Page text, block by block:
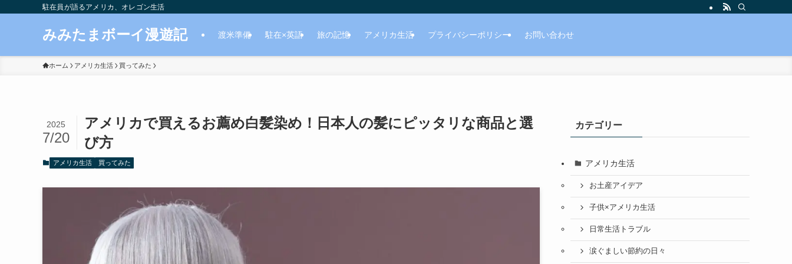
駐在員が語るアメリカ、オレゴン生活
みみたまボーイ漫遊記 渡米準備 駐在×英語 旅の記憶 アメリカ生活 プライバシーポリシー お問い合わせ
ホーム アメリカ生活 買ってみた
アメリカで買えるお薦め白髪染め！日本人の髪にピッタリな商品と選
び方
2025
7/20
アメリカ生活 買ってみた
カテゴリー
アメリカ生活
お土産アイデア
子供×アメリカ生活
日常生活トラブル
涙ぐましい節約の日々